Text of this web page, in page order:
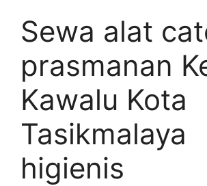
Sewa alat
prasmanan
Kawalu Kota
Tasikmalaya
higienis